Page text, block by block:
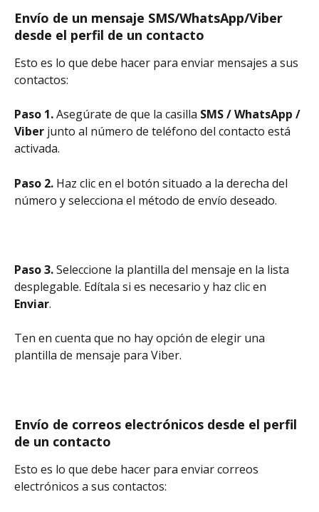
Envío de un mensaje SMS/WhatsApp/Viber
desde el perfil de un contacto
Esto es lo que debe hacer para enviar mensajes a sus
contactos:
Paso 1. Asegúrate de que la casilla SMS / WhatsApp /
Viber junto al número de teléfono del contacto está
activada.
Paso 2. Haz clic en el botón situado a la derecha del
número y selecciona el método de envío deseado.
Paso 3. Seleccione la plantilla del mensaje en la lista
desplegable. Edítala si es necesario y haz clic en
Enviar.
Ten en cuenta que no hay opción de elegir una
plantilla de mensaje para Viber.
Envío de correos electrónicos desde el perfil
de un contacto
Esto es lo que debe hacer para enviar correos
electrónicos a sus contactos: